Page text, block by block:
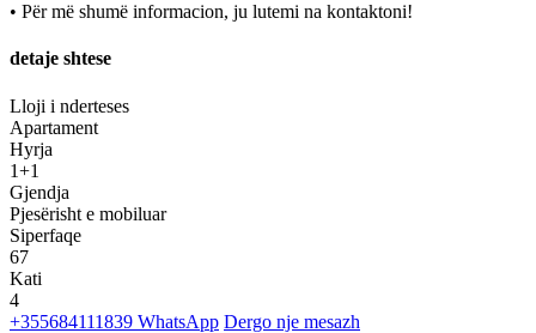
• Për më shumë informacion, ju lutemi na kontaktoni!
detaje shtese
Lloji i nderteses
Apartament
Hyrja
1+1
Gjendja
Pjesërisht e mobiluar
Siperfaqe
67
Kati
4
+355684111839 WhatsApp Dergo nje mesazh